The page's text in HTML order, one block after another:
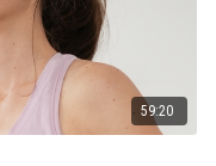
59:20